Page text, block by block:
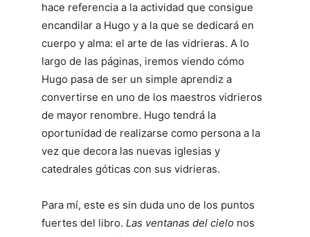
hace referencia a la actividad que consigue
encandilar a Hugo y a la que se dedicará en
cuerpo y alma: el arte de las vidrieras. A lo
largo de las páginas, iremos viendo cómo
Hugo pasa de ser un simple aprendiz a
convertirse en uno de los maestros vidrieros
de mayor renombre. Hugo tendrá la
oportunidad de realizarse como persona a la
vez que decora las nuevas iglesias y
catedrales góticas con sus vidrieras.
Para mí, este es sin duda uno de los puntos
fuertes del libro. Las ventanas del cielo nos